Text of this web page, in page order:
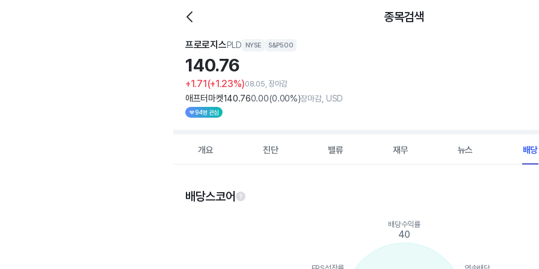
종목검색
프로로지스PLD NYSE S&P500
140.76
+1.71(+1.23%)08.05, 장마감
애프터마켓140.760.00(0.00%)장마감, USD
94명 관심
개요 진단 밸류 재무 뉴스 배당
배당스코어
The chart has 1 Y axis displaying values. Data ranges from 0 to 100.
배당수익률
40